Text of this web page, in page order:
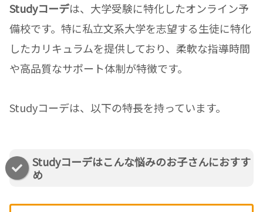
Studyコーデは、大学受験に特化したオンライン予
備校です。特に私立文系大学を志望する生徒に特化
したカリキュラムを提供しており、柔軟な指導時間
や高品質なサポート体制が特徴です。
Studyコーデは、以下の特長を持っています。
Studyコーデはこんな悩みのお子さんにおすす
め